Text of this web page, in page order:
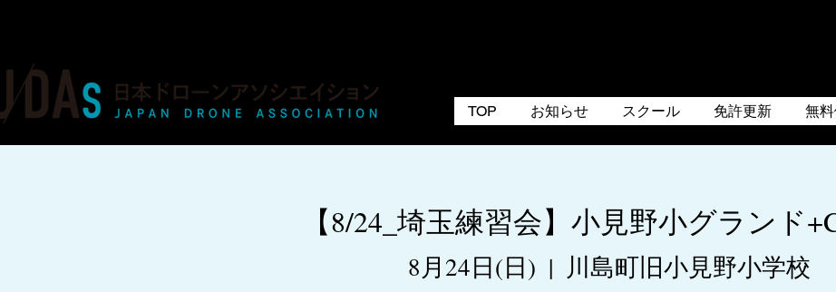
TOP お知らせ スクール 免許更新 無
【8/24_埼玉練習会】小見野小グランド
8月24日(日)
  |
川島町旧小見野小学校